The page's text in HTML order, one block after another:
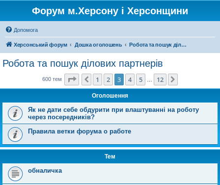
Форум м.Херсону і Херсонщини
Допомога
Херсонський форум Дошка оголошень Робота та пошук ділових партнерів
Робота та пошук ділових партнерів
600 тем Сторінка 3 12
Поперед.
1 2 3 4 5 12
Оголошення
Як не дати себе обдурити при влаштуванні на роботу
через посередників?
Правила ветки форума о работе
Тем
обналичка